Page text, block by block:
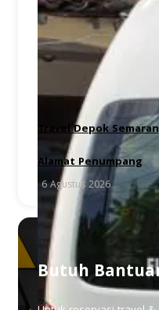
Travel Depok
Alamat Penumpang
6 Agustus 2026
Butuh